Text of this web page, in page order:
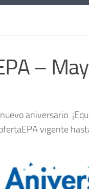
–
aniversario.
vigente